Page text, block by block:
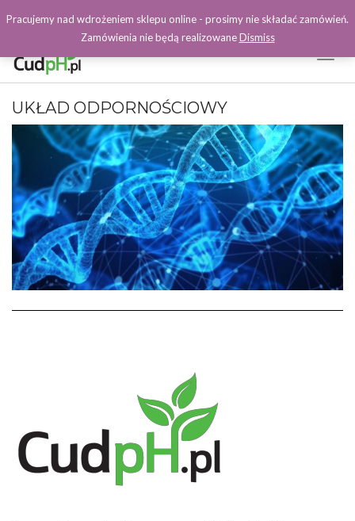
Facebook
UKŁAD ODPORNOŚCIOWY
Pracujemy nad wdrożeniem sklepu online - prosimy nie składać zamówień.
Zamówienia nie będą realizowaneDismiss